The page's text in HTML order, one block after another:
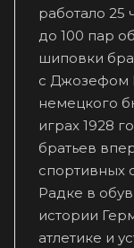
работало 25
до 100 пар
шиповки
с Джозефом
немецкого
играх 1928
братьев
спортивных
Радке в
истории
атлетике и